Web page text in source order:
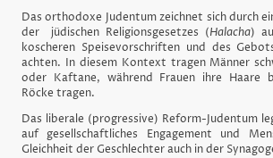
Das orthodoxe Judentum zeichnet sich durch
der jüdischen Religionsgesetzes (Halacha)
koscheren Speisevorschriften und des
achten. In diesem Kontext tragen Männer
oder Kaftane, während Frauen ihre Haare
Röcke tragen.
Das liberale (progressive) Reform-Judentum
auf gesellschaftliches Engagement und
Gleichheit der Geschlechter auch in der